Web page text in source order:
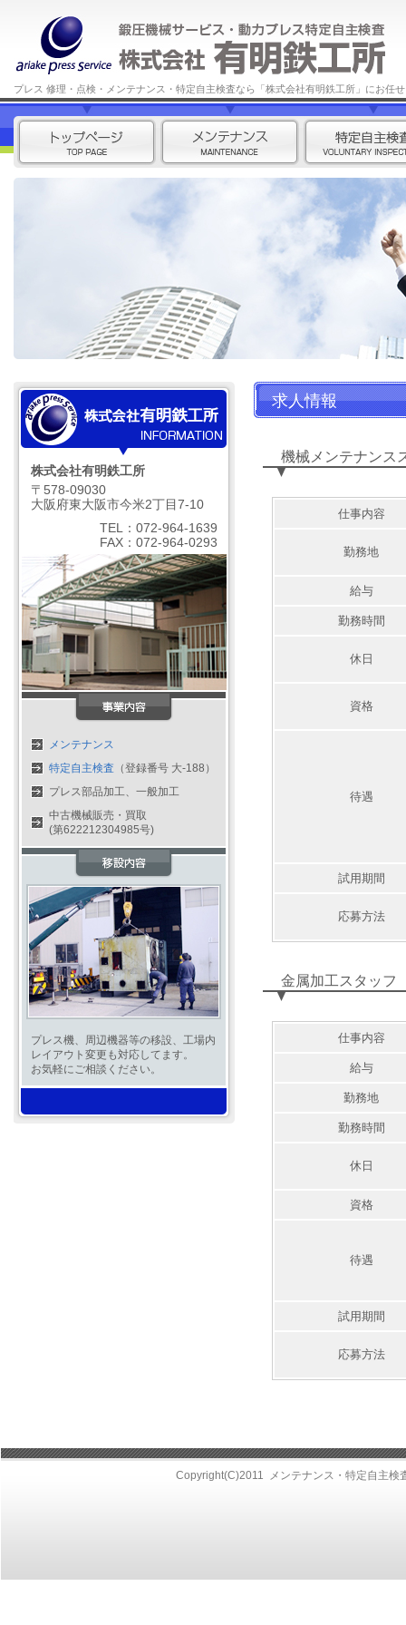
プレス 修理・点検・メンテナンス・特定自主検査なら「株式会社有明鉄工所」にお任
求人情報
機械メンテナンス
仕事内容
勤務地
給与
勤務時間
休日
資格
待遇
試用期間
応募方法
金属加工スタッフ
仕事内容
給与
勤務地
勤務時間
休日
資格
待遇
試用期間
応募方法
株式会社有明鉄工所
〒578-09030
大阪府東大阪市今米2丁目7-10
TEL：072-964-1639
FAX：072-964-0293
メンテナンス
特定自主検査 （登録番号 大-188）
プレス部品加工、一般加工
中古機械販売・買取
(第622212304985号)
プレス機、周辺機器等の移設、工場内
レイアウト変更も対応してます。
お気軽にご相談ください。
Copyright(C)2011 メンテナンス・特定自主検